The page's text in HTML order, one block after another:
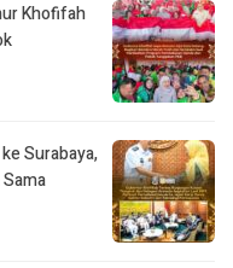
Khofifah
Surabaya,